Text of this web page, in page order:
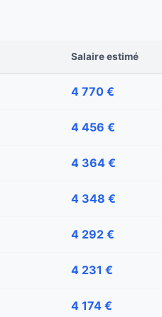
Salaire estimé
4 770 €
4 456 €
4 364 €
4 348 €
4 292 €
4 231 €
4 174 €